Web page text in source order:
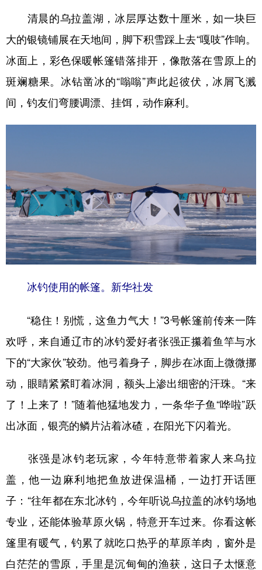
彩票 娱乐 时尚 悦读
公益 一带一路 亚太网
文化产业
地方频道
北京 天津 山西
辽宁 吉林 上海 江苏
浙江 安徽 福建 江西
广东
四川 贵州 云南 西藏
陕西 甘肃 青海 宁夏
新疆 内蒙古 黑龙江
多语种频道
Русский язык 日本語 한국어
Deutsch Português
清晨的乌拉盖湖，冰层厚达数十厘米，如一块巨
大的银镜铺展在天地间，脚下积雪踩上去“嘎吱”作响。
冰面上，彩色保暖帐篷错落排开，像散落在雪原上的
斑斓糖果。冰钻凿冰的“嗡嗡”声此起彼伏，冰屑飞溅
间，钓友们弯腰调漂、挂饵，动作麻利。
冰钓使用的帐篷。新华社发
“稳住！别慌，这鱼力气大！”3号帐篷前传来一阵
欢呼，来自通辽市的冰钓爱好者张强正攥着鱼竿与水
下的“大家伙”较劲。他弓着身子，脚步在冰面上微微挪
动，眼睛紧紧盯着冰洞，额头上渗出细密的汗珠。“来
了！上来了！”随着他猛地发力，一条华子鱼“哗啦”跃
出冰面，银亮的鳞片沾着冰碴，在阳光下闪着光。
张强是冰钓老玩家，今年特意带着家人来乌拉
盖，他一边麻利地把鱼放进保温桶，一边打开话匣
子：“往年都在东北冰钓，今年听说乌拉盖的冰钓场地
专业，还能体验草原火锅，特意开车过来。你看这帐
篷里有暖气，钓累了就吃口热乎的草原羊肉，窗外是
白茫茫的雪原，手里是沉甸甸的渔获，这日子太惬意